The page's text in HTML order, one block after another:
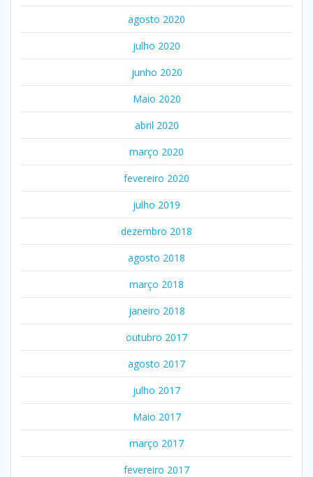
agosto 2020
julho 2020
junho 2020
Maio 2020
abril 2020
março 2020
fevereiro 2020
julho 2019
dezembro 2018
agosto 2018
março 2018
janeiro 2018
outubro 2017
agosto 2017
julho 2017
Maio 2017
março 2017
fevereiro 2017